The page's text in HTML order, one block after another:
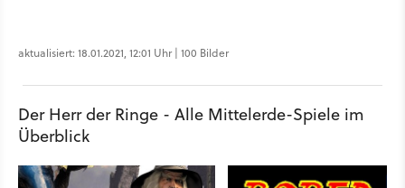
aktualisiert: 18.01.2021, 12:01 Uhr | 100 Bilder
Der Herr der Ringe - Alle Mittelerde-Spiele im
Überblick